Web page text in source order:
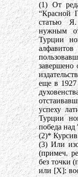
(1) От
“Красной
статью Я.
нужным
Турции
еще в 1927
успеху
Турции
победа
(2)*
(3) Или
(примеч.
без точки
или [X]: